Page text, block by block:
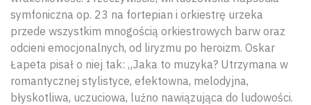
symfoniczna op. 23 na fortepian i orkiestrę urzeka
przede wszystkim mnogością orkiestrowych barw oraz
odcieni emocjonalnych, od liryzmu po heroizm. Oskar
Łapeta pisał o niej tak: „Jaka to muzyka? Utrzymana w
romantycznej stylistyce, efektowna, melodyjna,
błyskotliwa, uczuciowa, luźno nawiązująca do ludowości.